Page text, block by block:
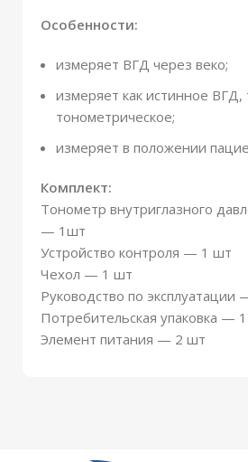
Особенности:
измеряет ВГД через веко;
измеряет как истинное ВГД,
тонометрическое;
измеряет в положении
Комплект:
Тонометр внутриглазного
— 1шт
Устройство контроля — 1 шт
Чехол — 1 шт
Руководство по эксплуатации
Потребительская упаковка —
Элемент питания — 2 шт